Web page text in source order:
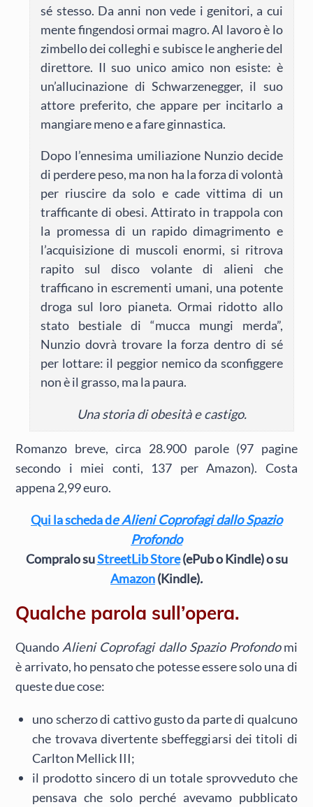
sé stesso. Da anni non vede i genitori, a cui
mente fingendosi ormai magro. Al lavoro è lo
zimbello dei colleghi e subisce le angherie del
direttore. Il suo unico amico non esiste: è
un’allucinazione di Schwarzenegger, il suo
attore preferito, che appare per incitarlo a
mangiare meno e a fare ginnastica.
Dopo l’ennesima umiliazione Nunzio decide
di perdere peso, ma non ha la forza di volontà
per riuscire da solo e cade vittima di un
trafficante di obesi. Attirato in trappola con
la promessa di un rapido dimagrimento e
l’acquisizione di muscoli enormi, si ritrova
rapito sul disco volante di alieni che
trafficano in escrementi umani, una potente
droga sul loro pianeta. Ormai ridotto allo
stato bestiale di “mucca mungi merda”,
Nunzio dovrà trovare la forza dentro di sé
per lottare: il peggior nemico da sconfiggere
non è il grasso, ma la paura.
Una storia di obesità e castigo.
Romanzo breve, circa 28.900 parole (97 pagine
secondo i miei conti, 137 per Amazon). Costa
appena 2,99 euro.
Qui la scheda de Alieni Coprofagi dallo Spazio
Profondo
Compralo suStreetLib Store(ePub o Kindle) o su
Amazon(Kindle).
Qualche parola sull’opera.
Quando Alieni Coprofagi dallo Spazio Profondomi
è arrivato, ho pensato che potesse essere solo una di
queste due cose:
uno scherzo di cattivo gusto da parte di qualcuno
che trovava divertente sbeffeggiarsi dei titoli di
Carlton Mellick III;
il prodotto sincero di un totale sprovveduto che
pensava che solo perché avevamo pubblicato